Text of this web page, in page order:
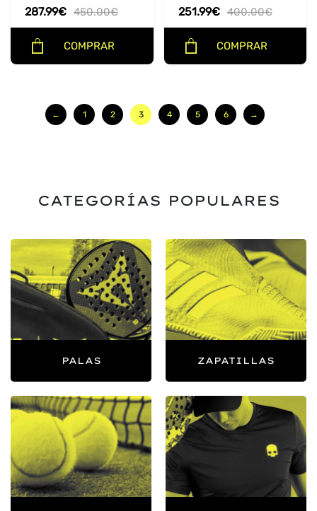
450.00€
287.99€
COMPRAR
400.00€
251.99€
COMPRAR
← 1 2 3 4 5 6 →
CATEGORÍAS POPULARES
PALAS ZAPATILLAS